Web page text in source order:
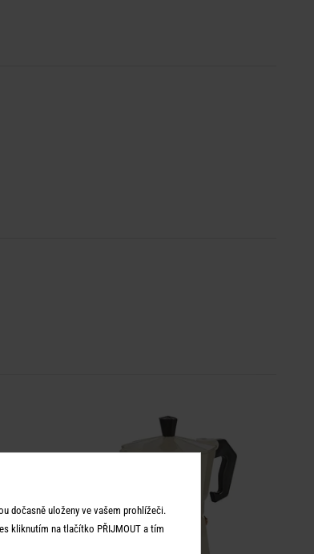
dočasně uloženy ve vašem prohlížeči.
kliknutím na tlačítko PŘIJMOUT a tím